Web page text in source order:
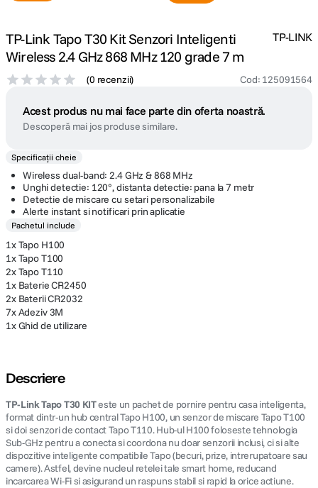
TP-Link Tapo T30 Kit Senzori Inteligenti
Wireless 2.4 GHz 868 MHz 120 grade 7 m
(0 recenzii) Cod: 125091564
TP-LINK
Acest produs nu mai face parte din oferta noastră.
Descoperă mai jos produse similare.
Specificații cheie
Wireless dual-band: 2.4 GHz & 868 MHz
Unghi detectie: 120°, distanta detectie: pana la 7 metr
Detectie de miscare cu setari personalizabile
Alerte instant si notificari prin aplicatie
Pachetul include
1x Tapo H100
1x Tapo T100
2x Tapo T110
1x Baterie CR2450
2x Baterii CR2032
7x Adeziv 3M
1x Ghid de utilizare
Descriere
TP-Link Tapo T30 KITeste un pachet de pornire pentru casa inteligenta,
format dintr-un hub central Tapo H100, un senzor de miscare Tapo T100
si doi senzori de contact Tapo T110. Hub-ul H100 foloseste tehnologia
Sub-GHz pentru a conecta si coordona nu doar senzorii inclusi, ci si alte
dispozitive inteligente compatibile Tapo (becuri, prize, intrerupatoare sau
camere). Astfel, devine nucleul retelei tale smart home, reducand
incarcarea Wi-Fi si asigurand un raspuns stabil si rapid la orice actiune.